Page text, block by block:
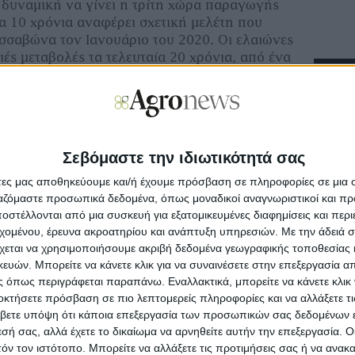
Σεβόμαστε την ιδιωτικότητά σας
μας αποθηκεύουμε και/ή έχουμε πρόσβαση σε πληροφορίες σε
προσωπικά δεδομένα, όπως μοναδικοί αναγνωριστικοί και
από μια συσκευή για εξατομικευμένες διαφημίσεις και
έρευνα ακροατηρίου και ανάπτυξη υπηρεσιών. Με την άδειά
να χρησιμοποιήσουμε ακριβή δεδομένα γεωγραφικής τοποθεσίας
Μπορείτε να κάνετε κλικ για να συναινέσετε στην επεξεργασία
περιγράφεται παραπάνω. Εναλλακτικά, μπορείτε να κάνετε κλικ
πρόσβαση σε πιο λεπτομερείς πληροφορίες και να αλλάξετε
υπόψη ότι κάποια επεξεργασία των προσωπικών σας δεδομένων
σας, αλλά έχετε το δικαίωμα να αρνηθείτε αυτήν την επεξεργασία.
τον ιστότοπο. Μπορείτε να αλλάξετε τις προτιμήσεις σας ή να
να γίνει η τρίτη χώρα παραγωγής
10 χρόνια αναφέρει σχετική μελέτη που
τον Ιανουάριο του 2020. Οι ελαιώνες
μεταβολές τα τελευταία 20 χρόνια, από ένα
σύστημα σε ένα σύγχρονο και
έκταση με ελαιώνες είναι 352 000
να είναι βιολογικοί.
είναι το Alentejo, που αν και καταλαμβάνει
της έκτασης της χώρας, παράγει λίγο
τέταρτα του συνόλου της παραγωγής
Το 1999, το 98% των ελαιώνων στο
Η πυκνότητα των ελαιοδέντρων ήταν
το στρέμμα, ήταν ξηρικοί και η συγκομιδή
ετήσια παραγωγή ελαιολάδου στην επαρχία
τα τελευταία 20 χρόνια, από 8.500
τόνους το 2017 και τους 140.000 το
η Mariana Matos, γενική γραμματέας του
της Πορτογαλίας (Casa do Azeite).
Με
Σε